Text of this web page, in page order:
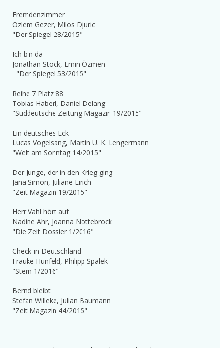
Fremdenzimmer
Özlem Gezer, Milos Djuric
"Der Spiegel 28/2015"
Ich bin da
Jonathan Stock, Emin Özmen
"Der Spiegel 53/2015"
Reihe 7 Platz 88
Tobias Haberl, Daniel Delang
"Süddeutsche Zeitung Magazin 19/2015"
Ein deutsches Eck
Lucas Vogelsang, Martin U. K. Lengermann
"Welt am Sonntag 14/2015"
Der Junge, der in den Krieg ging
Jana Simon, Juliane Eirich
"Zeit Magazin 19/2015"
Herr Vahl hört auf
Nadine Ahr, Joanna Nottebrock
"Die Zeit Dossier 1/2016"
Check-in Deutschland
Frauke Hunfeld, Philipp Spalek
"Stern 1/2016"
Bernd bleibt
Stefan Willeke, Julian Baumann
"Zeit Magazin 44/2015"
----------